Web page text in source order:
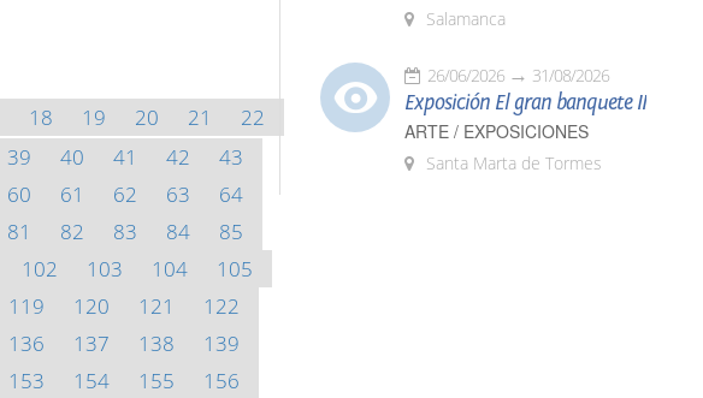
18 19 20 21
22
39 40 41 42
43
60 61 62 63
64
81 82 83 84
85
102 103 104
105
119 120 121
122
136 137 138
139
153 154 155
156
Salamanca
26/06/2026 31/08/2026
Exposición El gran banquete II
ARTE / EXPOSICIONES
Santa Marta de Tormes